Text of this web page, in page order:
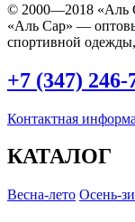
© 2000—2018 «Аль
«Аль Сар» —
спортивной
+7 (347) 246-
Контактная
КАТАЛОГ
Весна-лето Осень-